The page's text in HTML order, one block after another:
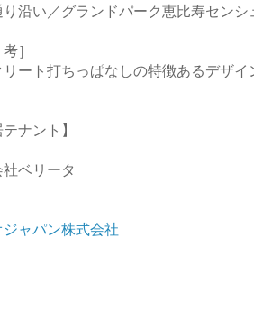
り沿い／グランドパーク恵比寿セン
］
リート打ちっぱなしの特徴あるデザ
テナント】
ベリータ
ジャパン株式会社